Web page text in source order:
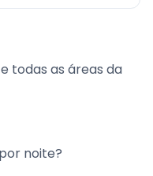
todas as áreas da
noite?